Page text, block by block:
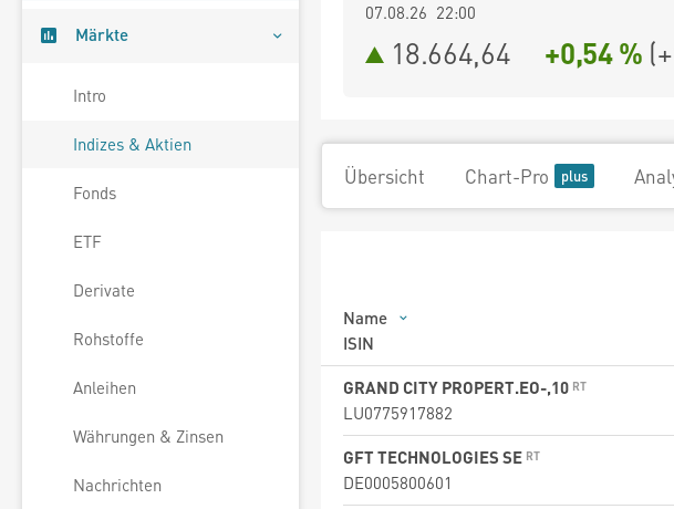
Märkte
Intro
Indizes & Aktien
Fonds
ETF
Derivate
Rohstoffe
Anleihen
Währungen & Zinsen
Nachrichten
07.08.26 22:00
18.664,64 +0,54 % (
Übersicht Chart-Pro
Name
ISIN
GRAND CITY PROPERT.EO-,10
LU0775917882
GFT TECHNOLOGIES SE
DE0005800601